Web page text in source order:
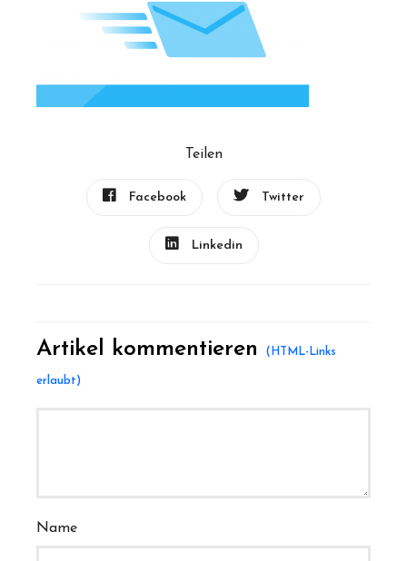
Teilen
Facebook Twitter
Linkedin
Artikel kommentieren
Name